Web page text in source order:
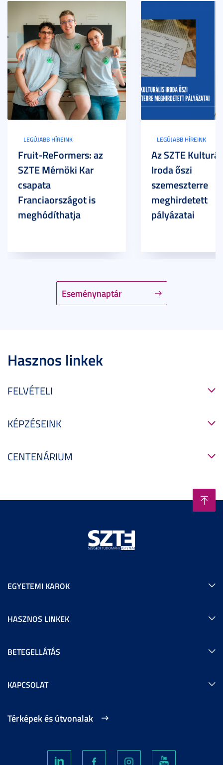
Eseménynaptár
LEGÚJABB HÍREINK
Fruit-ReFormers: az
SZTE Mérnöki Kar
csapata
Franciaországot is
meghódíthatja
LEGÚJABB HÍREINK
Az SZTE
Iroda őszi
szemeszterre
meghirdetett
pályázatai
Hasznos linkek
FELVÉTELI
KÉPZÉSEINK
CENTENÁRIUM
EGYETEMI KAROK
HASZNOS LINKEK
BETEGELLÁTÁS
KAPCSOLAT
Térképek és útvonalak